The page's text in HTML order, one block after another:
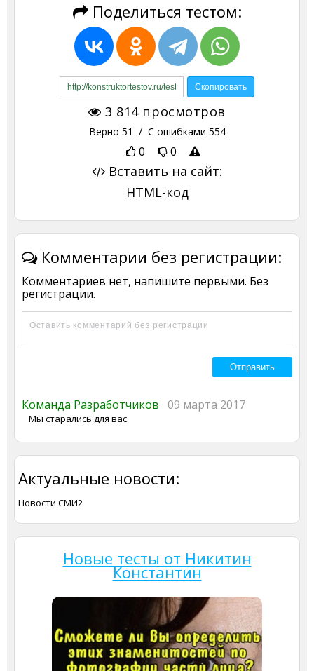
Поделиться тестом:
3 814просмотров
Верно 51 / С ошибками 554
0 0
Вставить на сайт:
HTML-код
Комментарии без регистрации:
Комментариев нет, напишите первыми. Без
регистрации.
Команда Разработчиков 09 марта 2017
Мы старались для вас
Актуальные новости:
Новости СМИ2
Новые тесты от Никитин
Константин